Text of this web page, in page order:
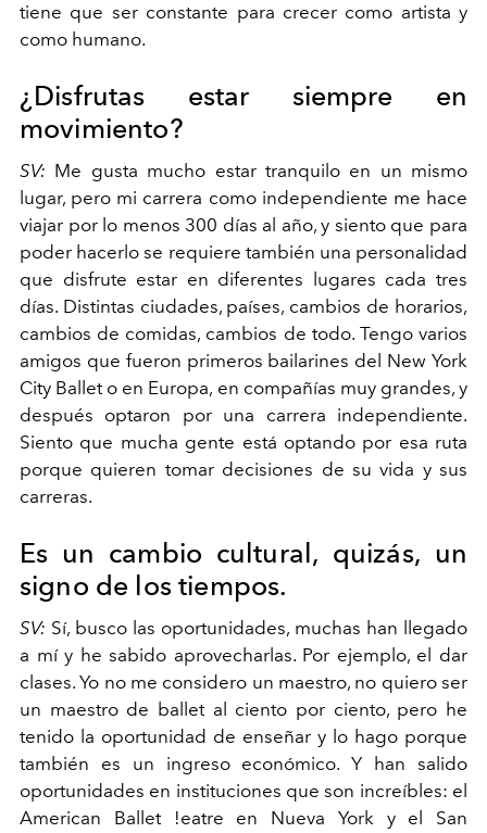
tiene que ser constante para crecer como artista y
como humano.
¿Disfrutas estar siempre en
movimiento?
SV: Me gusta mucho estar tranquilo en un mismo
lugar, pero mi carrera como independiente me hace
viajar por lo menos 300 días al año, y siento que para
poder hacerlo se requiere también una personalidad
que disfrute estar en diferentes lugares cada tres
días. Distintas ciudades, países, cambios de horarios,
cambios de comidas, cambios de todo. Tengo varios
amigos que fueron primeros bailarines del New York
City Ballet o en Europa, en compañías muy grandes, y
después optaron por una carrera independiente.
Siento que mucha gente está optando por esa ruta
porque quieren tomar decisiones de su vida y sus
carreras.
Es un cambio cultural, quizás, un
signo de los tiempos.
SV: Sí, busco las oportunidades, muchas han llegado
a mí y he sabido aprovecharlas. Por ejemplo, el dar
clases. Yo no me considero un maestro, no quiero ser
un maestro de ballet al ciento por ciento, pero he
tenido la oportunidad de enseñar y lo hago porque
también es un ingreso económico. Y han salido
oportunidades en instituciones que son increíbles: el
American Ballet !eatre en Nueva York y el San